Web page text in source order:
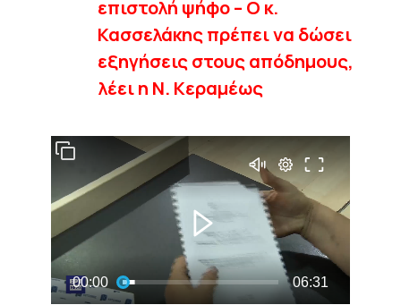
επιστολή ψήφο – Ο κ.
Κασσελάκης πρέπει να δώσει
εξηγήσεις στους απόδημους,
λέει η Ν. Κεραμέως